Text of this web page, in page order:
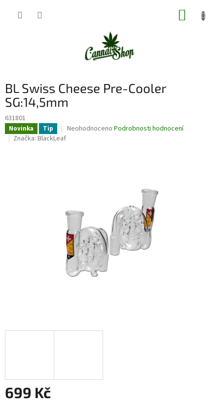
BL Swiss Cheese Pre-Cooler
SG:14,5mm
631801
Novinka Tip
Průměrné
Neohodnoceno Podrobnosti hodnocení
Značka: BlackLeaf
699 Kč